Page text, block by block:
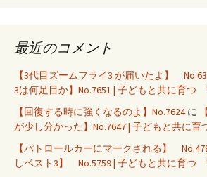
最近のコメント
【3代目ズームフライ3 が届いたよ】
3は何足目か】No.7651 | 子どもと共に育つ
【回復する時に強くなるのよ】No.7624に
が少し分かった】No.7647 | 子どもと共に
【パトロールカーにマークされる】
しベスト3】 No.5759 | 子どもと共に育つ